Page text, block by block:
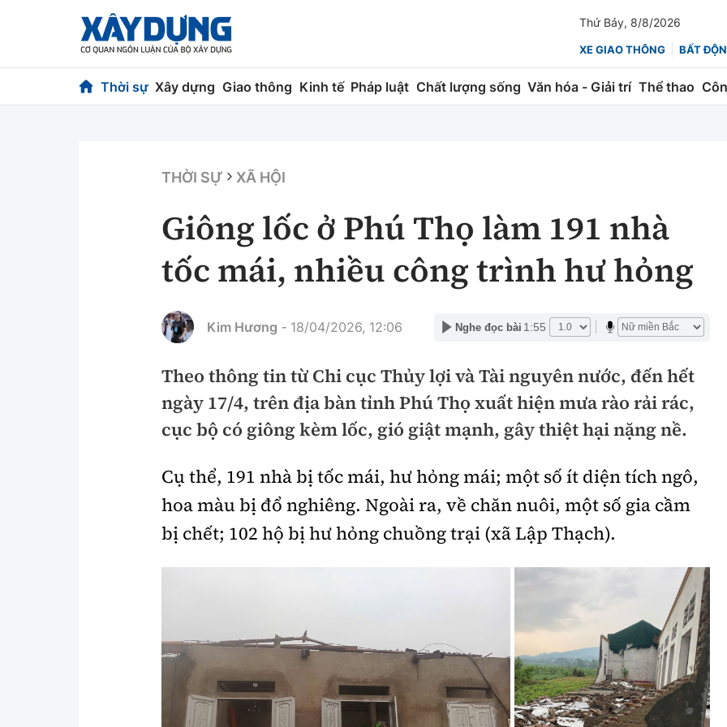
Thứ Bảy, 8/8/2026
XE GIAO THÔNG BẤT
Thời sự Xây dựng Giao thông Kinh tế Pháp luật Chất lượng sống Văn hóa - Giải trí Thể thao
Chuyện dọc đường
Chỉ đạo điều hành
Vật liệu xây dựng
Giám định chất lượng
Hàng không
Đường sắt
Đường sắt tốc độ cao
Đường thủy
Hàng hải
Nhà thầu
Mời thầu - Đấu thầu
Thi viết về Ngành
Chứng khoán
Bảo hiểm
Doanh nghiệp
An toàn giao thông
Giao thông 24h
Văn hóa giao thông
Lái xe an toàn
Văn hóa - Giải Trí
Văn hóa
Thể thao
Bóng đá
Công nghệ
Công nghệ mới
THỜI SỰ XÃ HỘI
Giông lốc ở Phú Thọ làm 191 nhà
tốc mái, nhiều công trình hư hỏng
Kim Hương - 18/04/2026, 12:06 Nghe đọc bài 1:55
Theo thông tin từ Chi cục Thủy lợi và Tài nguyên nước, đến hết
ngày 17/4, trên địa bàn tỉnh Phú Thọ xuất hiện mưa rào rải rác,
cục bộ có giông kèm lốc, gió giật mạnh, gây thiệt hại nặng nề.
Cụ thể, 191 nhà bị tốc mái, hư hỏng mái; một số ít diện tích ngô,
hoa màu bị đổ nghiêng. Ngoài ra, về chăn nuôi, một số gia cầm
bị chết; 102 hộ bị hư hỏng chuồng trại (xã Lập Thạch).